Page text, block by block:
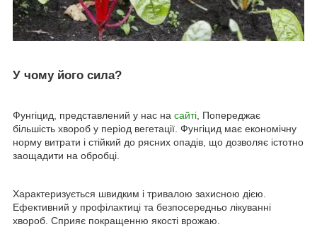
У чому його сила?
Фунгіцид, представлений у нас на сайті, Попереджає
більшість хвороб у період вегетації. Фунгіцид має економічну
норму витрати і стійкий до рясних опадів, що дозволяє істотно
заощадити на обробці.
Характеризується швидким і тривалою захисною дією.
Ефективний у профілактиці та безпосередньо лікуванні
хвороб. Сприяє покращенню якості врожаю.